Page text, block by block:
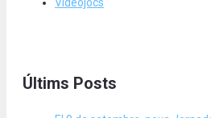
Últims Posts